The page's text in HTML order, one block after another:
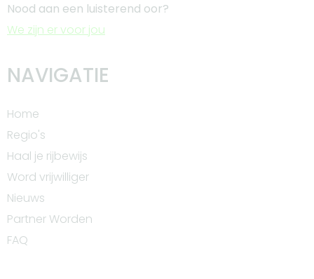
Nood aan een luisterend oor?
We zijn er voor jou
NAVIGATIE
Home
Regio's
Haal je rijbewijs
Word vrijwilliger
Nieuws
Partner Worden
FAQ